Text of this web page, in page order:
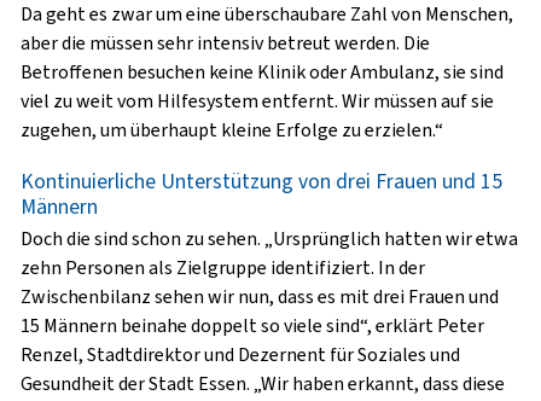
Da geht es zwar um eine überschaubare Zahl von Menschen,
aber die müssen sehr intensiv betreut werden. Die
Betroffenen besuchen keine Klinik oder Ambulanz, sie sind
viel zu weit vom Hilfesystem entfernt. Wir müssen auf sie
zugehen, um überhaupt kleine Erfolge zu erzielen.“
Kontinuierliche Unterstützung von drei Frauen und 15
Männern
Doch die sind schon zu sehen. „Ursprünglich hatten wir etwa
zehn Personen als Zielgruppe identifiziert. In der
Zwischenbilanz sehen wir nun, dass es mit drei Frauen und
15 Männern beinahe doppelt so viele sind“, erklärt Peter
Renzel, Stadtdirektor und Dezernent für Soziales und
Gesundheit der Stadt Essen. „Wir haben erkannt, dass diese